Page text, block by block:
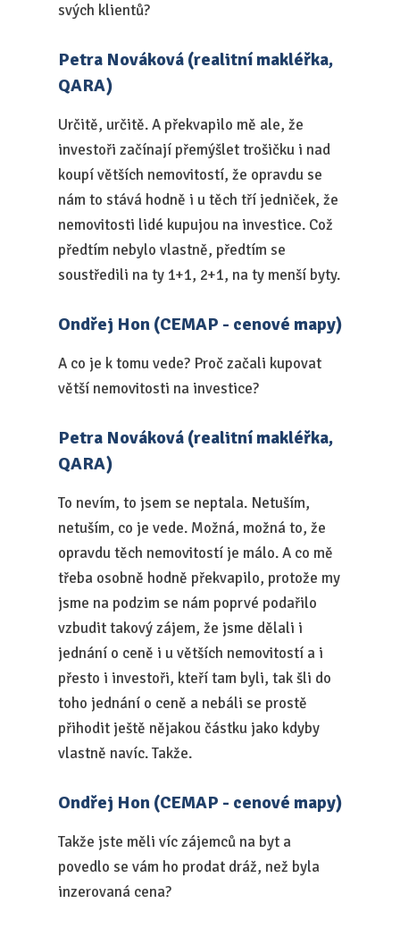
svých klientů?
Petra Nováková (realitní makléřka,
QARA)
Určitě, určitě. A překvapilo mě ale, že
investoři začínají přemýšlet trošičku i nad
koupí větších nemovitostí, že opravdu se
nám to stává hodně i u těch tří jedniček, že
nemovitosti lidé kupujou na investice. Což
předtím nebylo vlastně, předtím se
soustředili na ty 1+1, 2+1, na ty menší byty.
Ondřej Hon (CEMAP - cenové mapy)
A co je k tomu vede? Proč začali kupovat
větší nemovitosti na investice?
Petra Nováková (realitní makléřka,
QARA)
To nevím, to jsem se neptala. Netuším,
netuším, co je vede. Možná, možná to, že
opravdu těch nemovitostí je málo. A co mě
třeba osobně hodně překvapilo, protože my
jsme na podzim se nám poprvé podařilo
vzbudit takový zájem, že jsme dělali i
jednání o ceně i u větších nemovitostí a i
přesto i investoři, kteří tam byli, tak šli do
toho jednání o ceně a nebáli se prostě
přihodit ještě nějakou částku jako kdyby
vlastně navíc. Takže.
Ondřej Hon (CEMAP - cenové mapy)
Takže jste měli víc zájemců na byt a
povedlo se vám ho prodat dráž, než byla
inzerovaná cena?